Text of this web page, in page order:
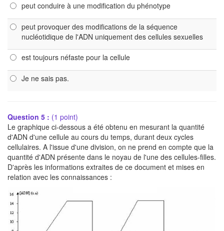
peut conduire à une modification du phénotype
peut provoquer des modifications de la séquence
nucléotidique de l'ADN uniquement des cellules sexuelles
est toujours néfaste pour la cellule
Je ne sais pas.
Question 5 : (1 point)
Le graphique ci-dessous a été obtenu en mesurant la quantité
d'ADN d'une cellule au cours du temps, durant deux cycles
cellulaires. A l'issue d'une division, on ne prend en compte que la
quantité d'ADN présente dans le noyau de l'une des cellules-filles.
D'après les informations extraites de ce document et mises en
relation avec les connaissances :